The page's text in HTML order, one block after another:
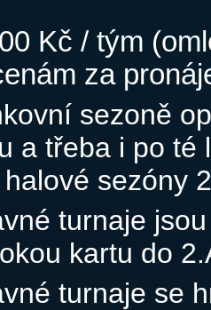
Kč / tým
za
sezoně
a třeba i po
sezóny
turnaje
kartu do
turnaje se